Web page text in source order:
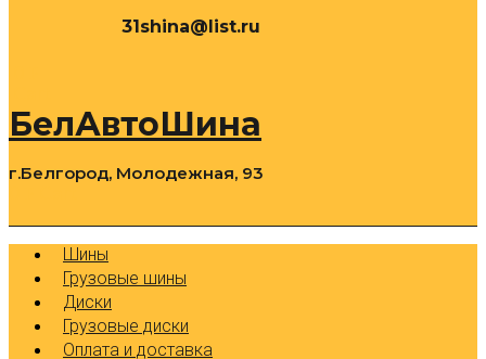
31shina@list.ru
БелАвтоШина
г.Белгород, Молодежная, 93
Шины
Грузовые шины
Диски
Грузовые диски
Оплата и доставка